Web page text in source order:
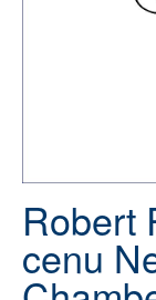
PŘÍSPĚVKY NA
RUBRIKY
PLNÁ VERZE
Robert
cenu